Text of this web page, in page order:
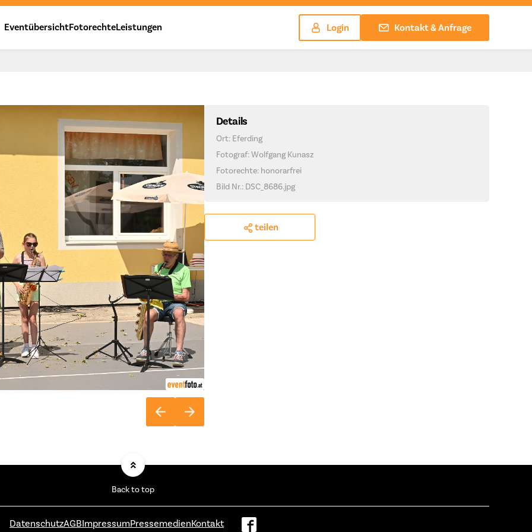
EventübersichtFotorechteLeistungen Login Kontakt & Anfrage
Details
Ort: Eferding
Fotograf: Wolfgang Kunasz
Fotorechte: honorarfrei
Bild Nr.: DSC_8686.jpg
teilen
Back to top
DatenschutzAGBImpressumPressemedienKontakt